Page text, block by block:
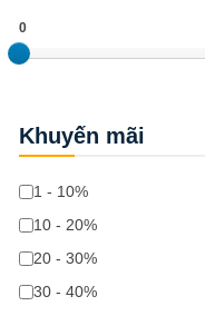
0
Khuyến mãi
1 - 10%
10 - 20%
20 - 30%
30 - 40%